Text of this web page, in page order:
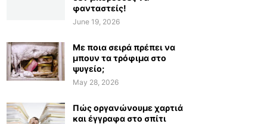
φανταστείς!
June 19, 2026
Με ποια σειρά πρέπει να
μπουν τα τρόφιμα στο
ψυγείο;
May 28, 2026
Πώς οργανώνουμε χαρτιά
και έγγραφα στο σπίτι